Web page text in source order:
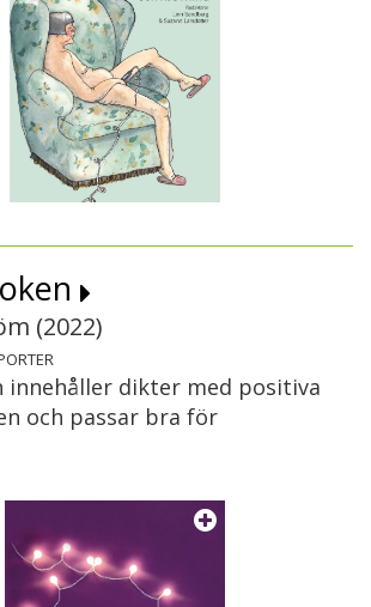
(2022)
innehåller dikter med positiva
och passar bra för